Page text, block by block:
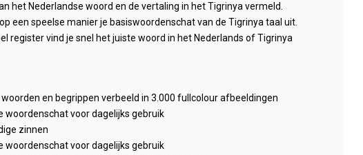
het Nederlandse woord en de vertaling in het Tigrinya vermeld.
een speelse manier je basiswoordenschat van de Tigrinya taal uit.
register vind je snel het juiste woord in het Nederlands of Tigrinya
woorden en begrippen verbeeld in 3.000 fullcolour afbeeldingen
woordenschat voor dagelijks gebruik
zinnen
woordenschat voor dagelijks gebruik